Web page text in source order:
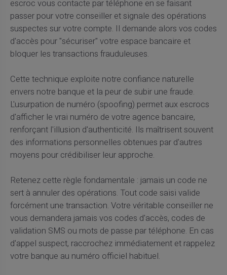
escroc vous contacte par téléphone en se faisant
passer pour votre conseiller et signale des opérations
suspectes sur votre compte. Il demande alors vos codes
d'accès pour "sécuriser" votre espace bancaire et
bloquer les transactions frauduleuses.
Cette technique exploite notre confiance naturelle
envers notre banque et la peur de subir une fraude.
L'usurpation de numéro (spoofing) permet aux escrocs
d'afficher le vrai numéro de votre agence bancaire,
renforçant l'illusion d'authenticité. Ils maîtrisent souvent
des informations personnelles obtenues par d'autres
moyens pour crédibiliser leur approche.
Retenez cette règle fondamentale : jamais un code ne
sert à annuler des opérations. Tout code saisi valide
forcément une transaction. Votre véritable conseiller ne
vous demandera jamais vos codes d'accès, codes de
validation SMS ou mots de passe par téléphone. En cas
d'appel suspect, raccrochez immédiatement et rappelez
votre banque au numéro officiel habituel.